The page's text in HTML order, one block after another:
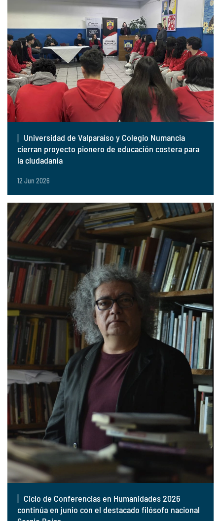
Universidad de Valparaíso y Colegio Numancia
cierran proyecto pionero de educación costera para
la ciudadanía
12 Jun 2026
Ciclo de Conferencias en Humanidades 2026
continúa en junio con el destacado filósofo nacional